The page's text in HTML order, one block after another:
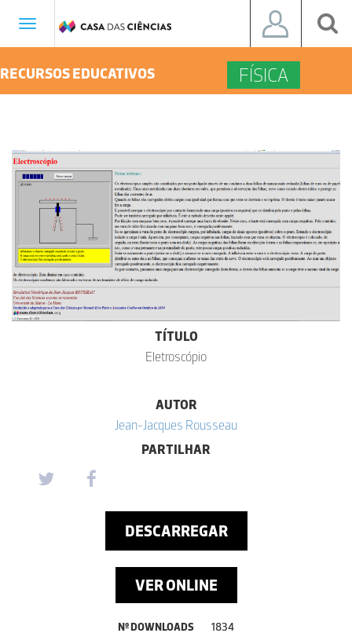
Toggle
RECURSOS EDUCATIVOS FÍSICA
TÍTULO
Eletroscópio
AUTOR
Jean-Jacques Rousseau
PARTILHAR
DESCARREGAR
VER ONLINE
Nº DOWNLOADS 1834